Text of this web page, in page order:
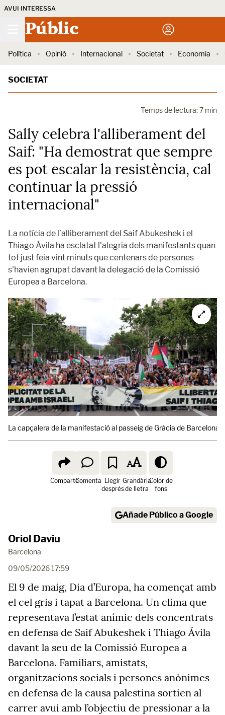
AVUI INTERESSA
Públic
Política Opinió Internacional Societat Economia
SOCIETAT
Temps de lectura: 7 min
Sally celebra l'alliberament del
Saif: "Ha demostrat que sempre
es pot escalar la resistència, cal
continuar la pressió
internacional"
La notícia de l’alliberament del Saif Abukeshek i el
Thiago Ávila ha esclatat l'alegria dels manifestants quan
tot just feia vint minuts que centenars de persones
s'havien agrupat davant la delegació de la Comissió
Europea a Barcelona.
La capçalera de la manifestació al passeig de Gràcia de Barcelona
ComparteComenta Llegir
després
Grandària
de lletra
Color de
fons
Añade Público a Google
Oriol Daviu
Barcelona
09/05/2026 17:59
El 9 de maig, Dia d’Europa, ha començat amb
el cel gris i tapat a Barcelona. Un clima que
representava l’estat anímic dels concentrats
en defensa de Saif Abukeshek i Thiago Ávila
davant la seu de la Comissió Europea a
Barcelona. Familiars, amistats,
organitzacions socials i persones anònimes
en defensa de la causa palestina sortien al
carrer avui amb l’objectiu de pressionar a la